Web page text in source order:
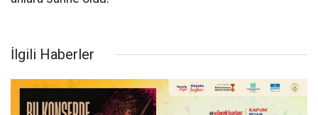
İlgili Haberler